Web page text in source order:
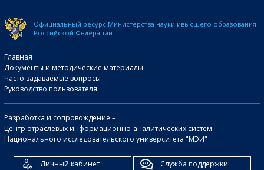
Официальный ресурс Министерства науки ивысшего образования
Российской Федерации
Главная
Документы и методические материалы
Часто задаваемые вопросы
Руководство пользователя
Разработка и сопровождение –
Центр отраслевых информационно-аналитических систем
Национального исследовательского университета "МЭИ"
Личный кабинет Служба поддержки